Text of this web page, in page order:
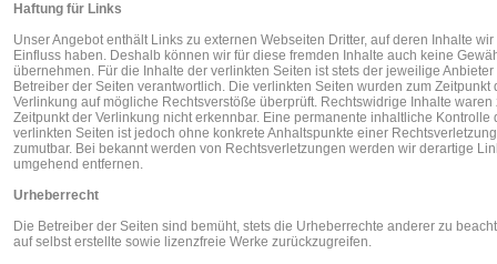
Haftung für Links
Unser Angebot enthält Links zu externen Webseiten Dritter, auf deren Inhalte
Einfluss haben. Deshalb können wir für diese fremden Inhalte auch keine
übernehmen. Für die Inhalte der verlinkten Seiten ist stets der jeweilige Anbieter
Betreiber der Seiten verantwortlich. Die verlinkten Seiten wurden zum Zeitpunkt
Verlinkung auf mögliche Rechtsverstöße überprüft. Rechtswidrige Inhalte waren
Zeitpunkt der Verlinkung nicht erkennbar. Eine permanente inhaltliche Kontrolle
verlinkten Seiten ist jedoch ohne konkrete Anhaltspunkte einer
zumutbar. Bei bekannt werden von Rechtsverletzungen werden wir derartige
umgehend entfernen.
Urheberrecht
Die Betreiber der Seiten sind bemüht, stets die Urheberrechte anderer zu
auf selbst erstellte sowie lizenzfreie Werke zurückzugreifen.